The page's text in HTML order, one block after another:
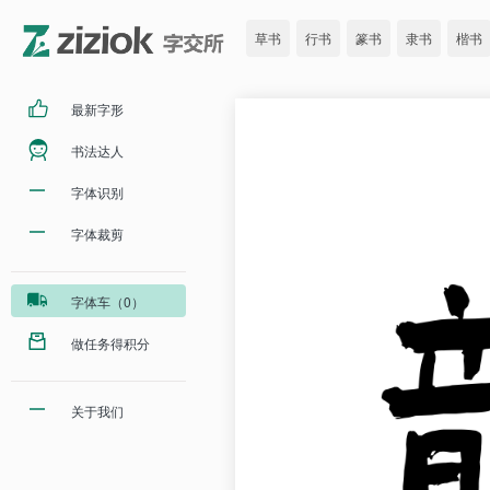
草书 行书 篆书 隶书 楷书
最新字形
书法达人
字体识别
字体裁剪
字体车（0）
做任务得积分
关于我们